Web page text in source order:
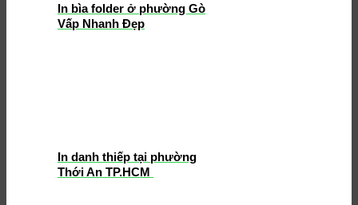
In bìa folder ở phường Gò
Vấp Nhanh Đẹp
In danh thiếp tại phường
Thới An TP.HCM